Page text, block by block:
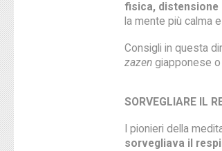
fisica, distensione
la mente più calma
Consigli in questa
zazen giapponese
SORVEGLIARE IL
I pionieri della
sorvegliava il